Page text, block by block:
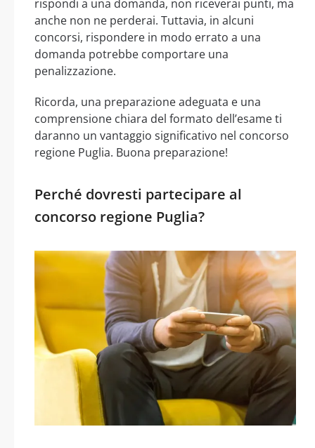
rispondi a una domanda, non riceverai punti, ma
anche non ne perderai. Tuttavia, in alcuni
concorsi, rispondere in modo errato a una
domanda potrebbe comportare una
penalizzazione.
Ricorda, una preparazione adeguata e una
comprensione chiara del formato dell’esame ti
daranno un vantaggio significativo nel concorso
regione Puglia. Buona preparazione!
Perché dovresti partecipare al
concorso regione Puglia?